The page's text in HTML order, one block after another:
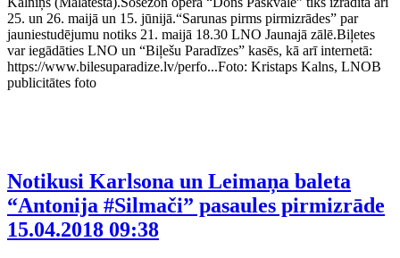
25. un 26. maijā un 15. jūnijā.“Sarunas pirms pirmizrādes” par
jauniestudējumu notiks 21. maijā 18.30 LNO Jaunajā zālē.Biļetes
var iegādāties LNO un “Biļešu Paradīzes” kasēs, kā arī internetā:
https://www.bilesuparadize.lv/perfo...Foto: Kristaps Kalns, LNOB
publicitātes foto
Notikusi Karlsona un Leimaņa baleta
“Antonija #Silmači” pasaules pirmizrāde
15.04.2018 09:38